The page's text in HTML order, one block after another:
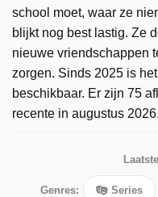
school moet, waar ze
blijkt nog best lastig. Ze
nieuwe vriendschappen
zorgen. Sinds 2025 is
beschikbaar. Er zijn 75
recente in augustus 2026.
Genres: Series